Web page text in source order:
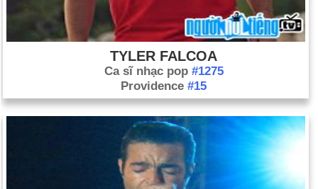
TYLER FALCOA
Ca sĩ nhạc pop #1275
Providence #15